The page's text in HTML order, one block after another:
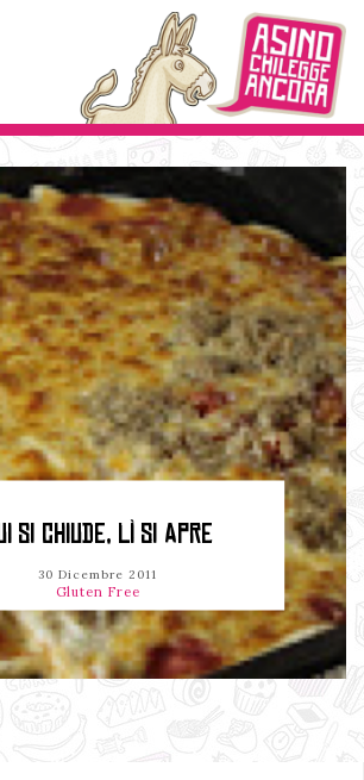
SI CHIUDE, LÌ SI APRE
30 Dicembre 2011
Gluten Free